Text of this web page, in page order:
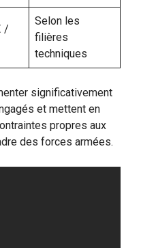
/
Selon les
filières
techniques
significativement
et mettent en
propres aux
des forces armées.